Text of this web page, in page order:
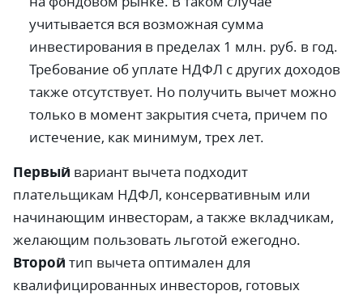
учитывается вся возможная сумма
инвестирования в пределах 1 млн. руб. в год.
Требование об уплате НДФЛ с других доходов
также отсутствует. Но получить вычет можно
только в момент закрытия счета, причем по
истечение, как минимум, трех лет.
Первый вариант вычета подходит
плательщикам НДФЛ, консервативным или
начинающим инвесторам, а также вкладчикам,
желающим пользовать льготой ежегодно.
Второй тип вычета оптимален для
квалифицированных инвесторов, готовых